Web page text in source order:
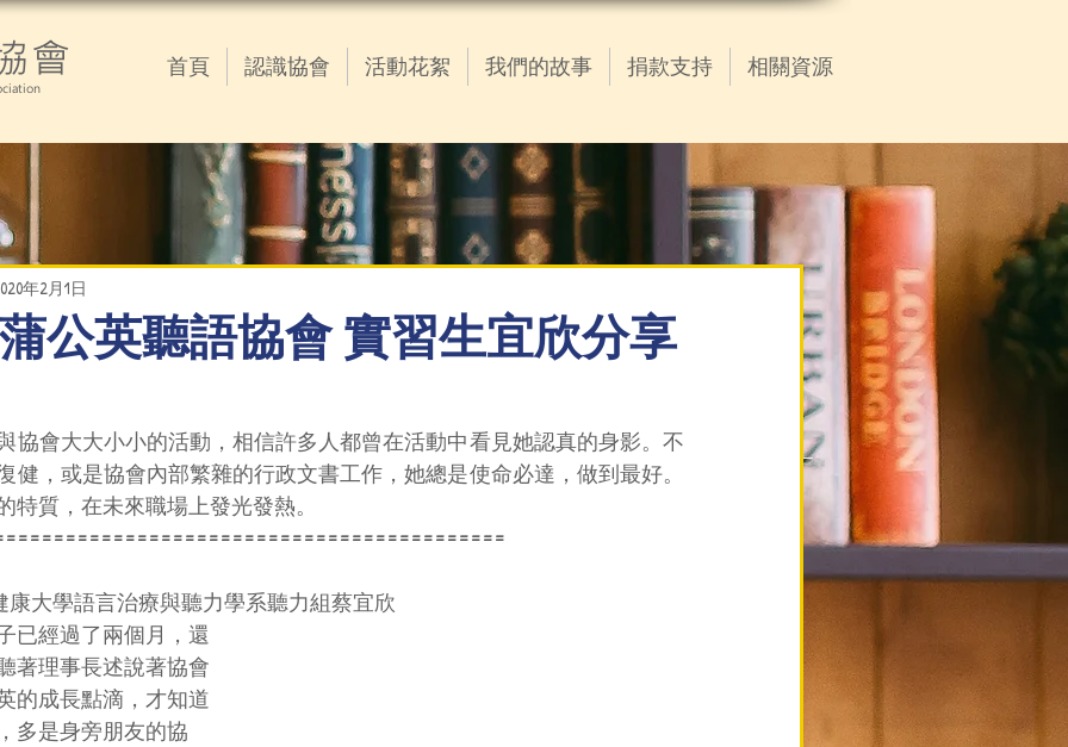
會 首頁 認識協會 活動花絮 我們的故事 捐款支持 相關資源
蒲公英聽語協會 實習生宜欣分享
年2月1日
協會大大小小的活動，相信許多人都曾在活動中看見她認真的身影。不
健，或是協會內部繁雜的行政文書工作，她總是使命必達，做到最好。
特質，在未來職場上發光發熱。
大學語言治療與聽力學系聽力組蔡宜欣
已經過了兩個月，還
著理事長述說著協會
的成長點滴，才知道
多是身旁朋友的協